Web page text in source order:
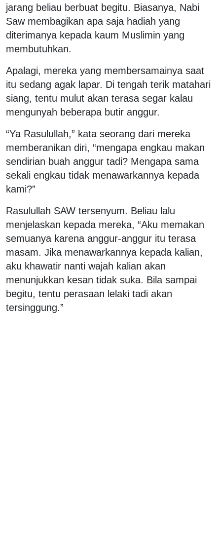
jarang beliau berbuat begitu. Biasanya, Nabi
Saw membagikan apa saja hadiah yang
diterimanya kepada kaum Muslimin yang
membutuhkan.
Apalagi, mereka yang membersamainya saat
itu sedang agak lapar. Di tengah terik matahari
siang, tentu mulut akan terasa segar kalau
mengunyah beberapa butir anggur.
“Ya Rasulullah,” kata seorang dari mereka
memberanikan diri, “mengapa engkau makan
sendirian buah anggur tadi? Mengapa sama
sekali engkau tidak menawarkannya kepada
kami?”
Rasulullah SAW tersenyum. Beliau lalu
menjelaskan kepada mereka, “Aku memakan
semuanya karena anggur-anggur itu terasa
masam. Jika menawarkannya kepada kalian,
aku khawatir nanti wajah kalian akan
menunjukkan kesan tidak suka. Bila sampai
begitu, tentu perasaan lelaki tadi akan
tersinggung.”